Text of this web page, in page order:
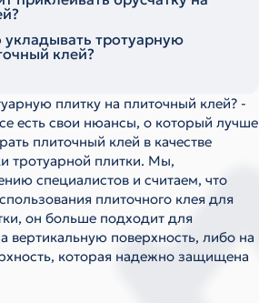
укладывать тротуарную
клей?
плитку на плиточный клей? -
есть свои нюансы, о который лучше
плиточный клей в качестве
тротуарной плитки. Мы,
специалистов и считаем, что
плиточного клея для
он больше подходит для
вертикальную поверхность, либо на
которая надежно защищена